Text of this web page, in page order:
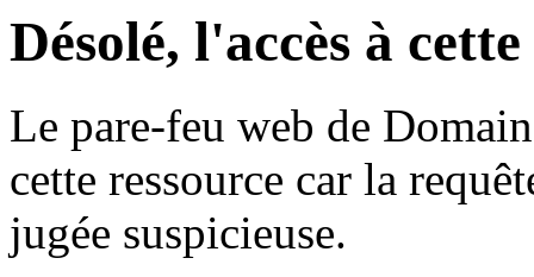
Désolé, l'accès à
Le pare-feu web de
cette ressource car la
jugée suspicieuse.